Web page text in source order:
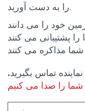
را به دست آورید.
شما مذاکره می کنند
تماس بگیرید.
را صدا می کنیم